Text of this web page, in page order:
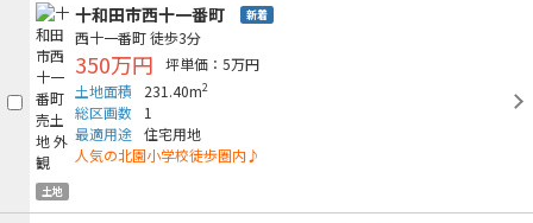
土地
十和田市西十一番町 新着
西十一番町徒歩3分
350万円
坪単価：5万円
土地面積
231.40m2
総区画数
1
最適用途 住宅用地
人気の北園小学校徒歩圏内♪